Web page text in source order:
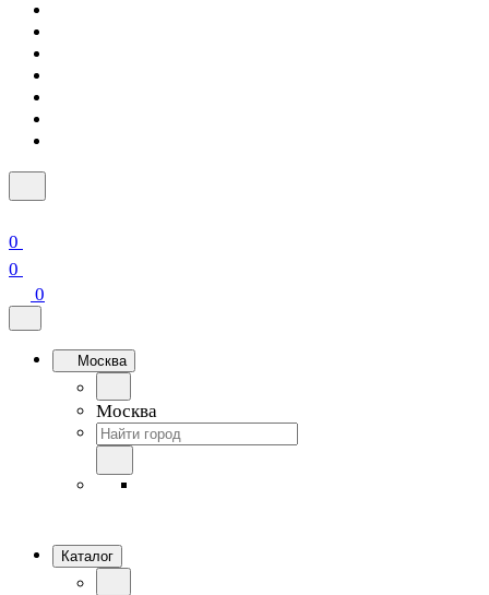
0
0
0
Москва
Москва
Каталог